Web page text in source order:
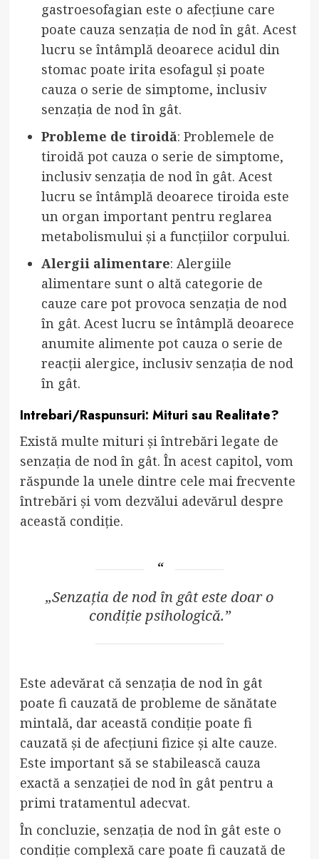
gastroesofagian este o afecțiune care
poate cauza senzația de nod în gât. Acest
lucru se întâmplă deoarece acidul din
stomac poate irita esofagul și poate
cauza o serie de simptome, inclusiv
senzația de nod în gât.
Probleme de tiroidă: Problemele de
tiroidă pot cauza o serie de simptome,
inclusiv senzația de nod în gât. Acest
lucru se întâmplă deoarece tiroida este
un organ important pentru reglarea
metabolismului și a funcțiilor corpului.
Alergii alimentare: Alergiile
alimentare sunt o altă categorie de
cauze care pot provoca senzația de nod
în gât. Acest lucru se întâmplă deoarece
anumite alimente pot cauza o serie de
reacții alergice, inclusiv senzația de nod
în gât.
Intrebari/Raspunsuri: Mituri sau Realitate?
Există multe mituri și întrebări legate de
senzația de nod în gât. În acest capitol, vom
răspunde la unele dintre cele mai frecvente
întrebări și vom dezvălui adevărul despre
această condiție.
„Senzația de nod în gât este doar o
condiție psihologică.”
Este adevărat că senzația de nod în gât
poate fi cauzată de probleme de sănătate
mintală, dar această condiție poate fi
cauzată și de afecțiuni fizice și alte cauze.
Este important să se stabilească cauza
exactă a senzației de nod în gât pentru a
primi tratamentul adecvat.
În concluzie, senzația de nod în gât este o
condiție complexă care poate fi cauzată de